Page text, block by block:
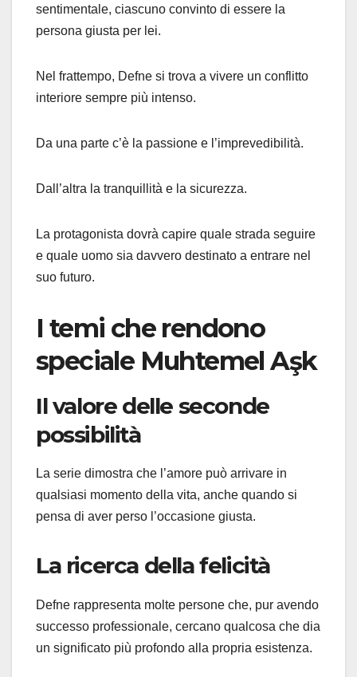
sentimentale, ciascuno convinto di essere la
persona giusta per lei.
Nel frattempo, Defne si trova a vivere un conflitto
interiore sempre più intenso.
Da una parte c’è la passione e l’imprevedibilità.
Dall’altra la tranquillità e la sicurezza.
La protagonista dovrà capire quale strada seguire
e quale uomo sia davvero destinato a entrare nel
suo futuro.
I temi che rendono
speciale Muhtemel Aşk
Il valore delle seconde
possibilità
La serie dimostra che l’amore può arrivare in
qualsiasi momento della vita, anche quando si
pensa di aver perso l’occasione giusta.
La ricerca della felicità
Defne rappresenta molte persone che, pur avendo
successo professionale, cercano qualcosa che dia
un significato più profondo alla propria esistenza.